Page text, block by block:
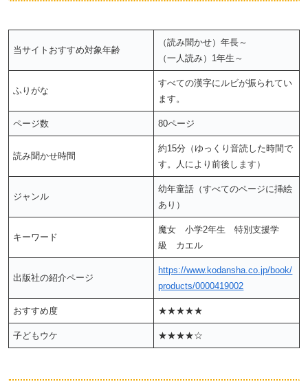
当サイトおすすめ対象年齢
（読み聞かせ）年長～
（一人読み）1年生～
ふりがな
すべての漢字にルビが振られてい
ます。
ページ数 80ページ
読み聞かせ時間
約15分（ゆっくり音読した時間で
す。人により前後します）
ジャンル
幼年童話（すべてのページに挿絵
あり）
キーワード
魔女 小学2年生 特別支援学
級 カエル
出版社の紹介ページ
https://www.kodansha.co.jp/book/
products/0000419002
おすすめ度 ★★★★★
子どもウケ ★★★★☆